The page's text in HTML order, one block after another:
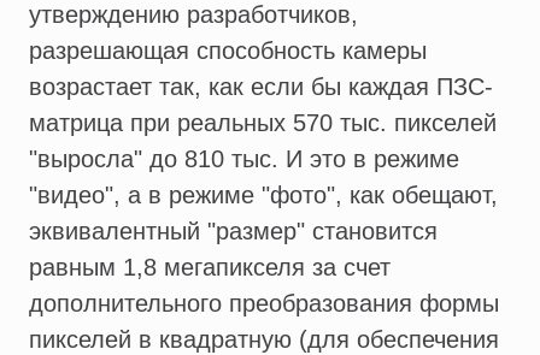
утверждению разработчиков,
разрешающая способность камеры
возрастает так, как если бы каждая ПЗС-
матрица при реальных 570 тыс. пикселей
"выросла" до 810 тыс. И это в режиме
"видео", а в режиме "фото", как обещают,
эквивалентный "размер" становится
равным 1,8 мегапикселя за счет
дополнительного преобразования формы
пикселей в квадратную (для обеспечения